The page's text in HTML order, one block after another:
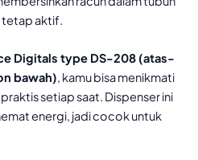
tetap aktif.
Digitals type DS-208 (atas-
bawah), kamu bisa menikmati
setiap saat. Dispenser ini
energi, jadi cocok untuk